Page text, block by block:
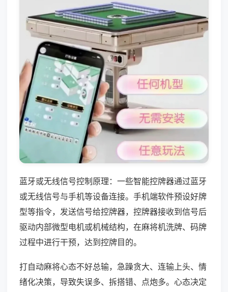
蓝牙或无线信号控制原理：一些智能控牌器通过蓝牙
或无线信号与手机等设备连接。手机端软件预设好牌
型等指令，发送信号给控牌器，控牌器接收到信号后
驱动内部微型电机或机械结构，在麻将机洗牌、码牌
过程中进行干预，达到控牌目的。
打自动麻将心态不好总输，急躁贪大、连输上头、情
绪化决策，导致失误多、拆搭错、点炮多。心态决定